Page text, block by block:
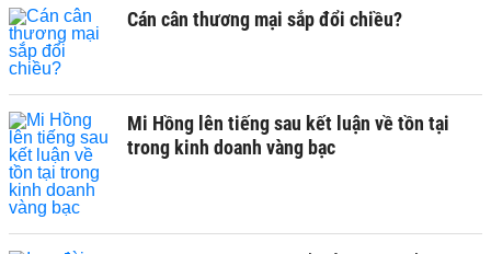
Cán cân thương mại sắp đổi chiều?
Mi Hồng lên tiếng sau kết luận về tồn tại
trong kinh doanh vàng bạc